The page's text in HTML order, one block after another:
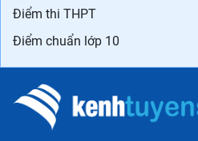
Điểm thi THPT
Điểm chuẩn lớp 10